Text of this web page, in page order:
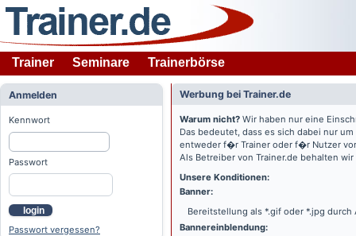
Trainer Seminare Trainerbörse
Anmelden
Kennwort
Passwort
login
Passwort vergessen?
Werbung bei Trainer.de
Warum nicht? Wir haben nur eine
Das bedeutet, dass es sich dabei nur
entweder f�r Trainer oder f�r Nutzer
Als Betreiber von Trainer.de behalten
Unsere Konditionen:
Banner:
Bereitstellung als *.gif oder *.jpg durch
Bannereinblendung: